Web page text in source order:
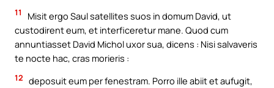
11
Misit ergo Saul satellites suos in domum David, ut
custodirent eum, et interficeretur mane. Quod cum
annuntiasset David Michol uxor sua, dicens : Nisi salvaveris
te nocte hac, cras morieris :
12 deposuit eum per fenestram. Porro ille abiit et aufugit,